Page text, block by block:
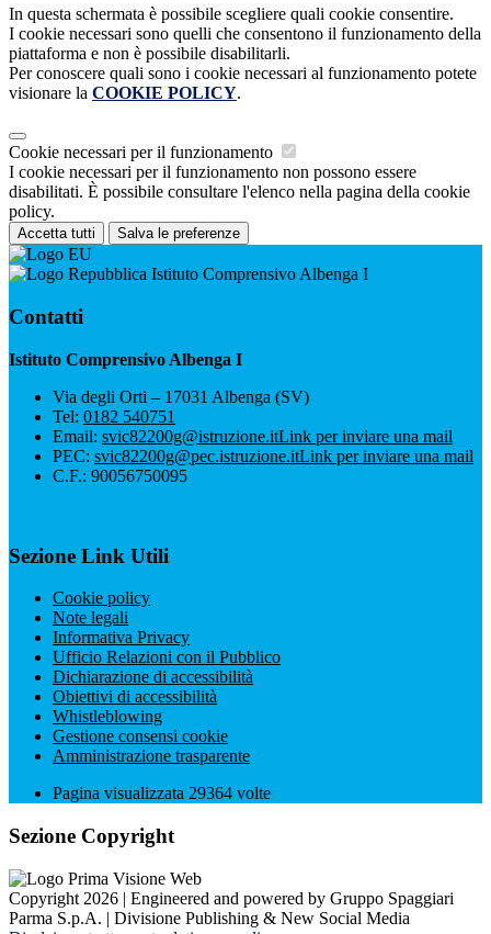
In questa schermata è possibile scegliere quali cookie consentire.
I cookie necessari sono quelli che consentono il funzionamento della
piattaforma e non è possibile disabilitarli.
Per conoscere quali sono i cookie necessari al funzionamento potete
visionare la COOKIE POLICY.
Cookie necessari per il funzionamento
I cookie necessari per il funzionamento non possono essere
disabilitati. È possibile consultare l'elenco nella pagina della cookie
policy.
Accetta tutti Salva le preferenze
Istituto Comprensivo Albenga I
Contatti
Istituto Comprensivo Albenga I
Via degli Orti – 17031 Albenga (SV)
Tel: 0182 540751
Email: svic82200g@istruzione.itLink per inviare una mail
PEC: svic82200g@pec.istruzione.itLink per inviare una mail
C.F.: 90056750095
Sezione Link Utili
Cookie policy
Note legali
Informativa Privacy
Ufficio Relazioni con il Pubblico
Dichiarazione di accessibilità
Obiettivi di accessibilità
Whistleblowing
Gestione consensi cookie
Amministrazione trasparente
Pagina visualizzata 29364 volte
Sezione Copyright
Copyright 2026 | Engineered and powered by Gruppo Spaggiari
Parma S.p.A. | Divisione Publishing & New Social Media